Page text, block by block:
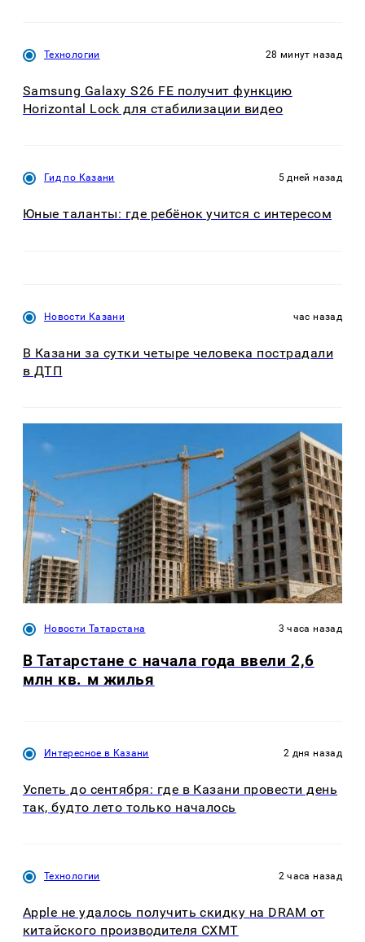
Технологии 28 минут назад
Samsung Galaxy S26 FE получит функцию
Horizontal Lock для стабилизации видео
Гид по Казани 5 дней назад
Юные таланты: где ребёнок учится с интересом
Новости Казани час назад
В Казани за сутки четыре человека пострадали
в ДТП
Новости Татарстана 3 часа назад
В Татарстане с начала года ввели 2,6
млн кв. м жилья
Интересное в Казани 2 дня назад
Успеть до сентября: где в Казани провести день
так, будто лето только началось
Технологии 2 часа назад
Apple не удалось получить скидку на DRAM от
китайского производителя CXMT